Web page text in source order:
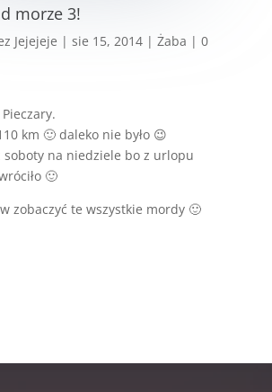
morze 3!
Jejejeje | sie 15, 2014| Żaba | 0
km 🙂 daleko nie było 😉
soboty na niedziele bo z urlopu
🙂
zobaczyć te wszystkie mordy 🙂